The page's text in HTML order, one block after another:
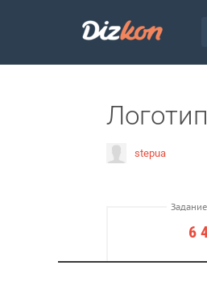
stepua
6